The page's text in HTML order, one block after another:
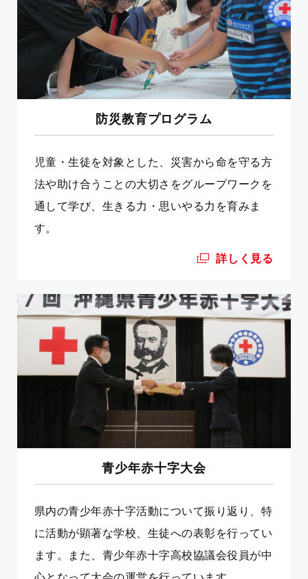
防災教育プログラム
児童・生徒を対象とした、災害から命を守る方
法や助け合うことの大切さをグループワークを
通して学び、生きる力・思いやる力を育みま
す。
詳しく見る
青少年赤十字大会
県内の青少年赤十字活動について振り返り、特
に活動が顕著な学校、生徒への表彰を行ってい
ます。また、青少年赤十字高校協議会役員が中